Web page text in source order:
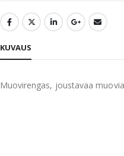
KUVAUS
Muovirengas, joustavaa